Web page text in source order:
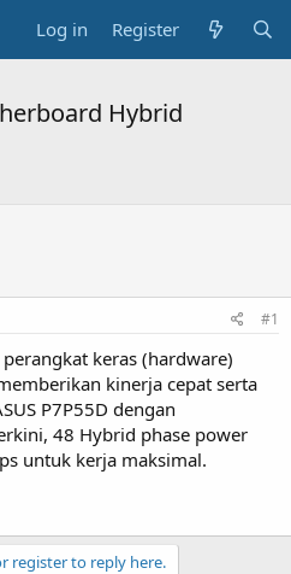
Log in Register
Hybrid
#1
keras (hardware)
kinerja cepat serta
P7P55D dengan
48 Hybrid phase power
untuk kerja maksimal.
register to reply here.